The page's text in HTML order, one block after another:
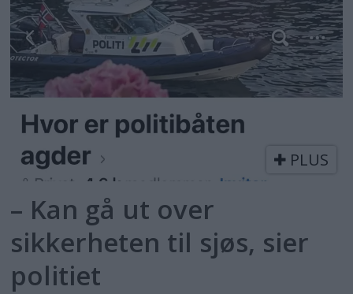
PLUS
– Kan gå ut over
sikkerheten til sjøs, sier
politiet